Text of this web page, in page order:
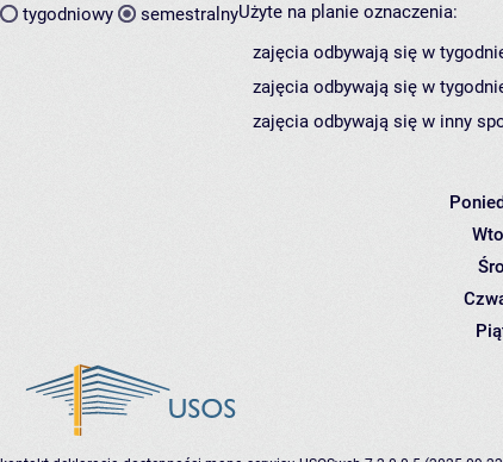
tygodniowy semestralnyUżyte na planie oznaczenia:
zajęcia odbywają się w
zajęcia odbywają się w
zajęcia odbywają się w inny